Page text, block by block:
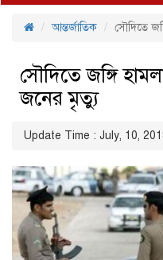
আন্তর্জাতিক
সৌদিতে
সৌদিতে জঙ্গি
জনের মৃত্যু
Update Time : July, 10,